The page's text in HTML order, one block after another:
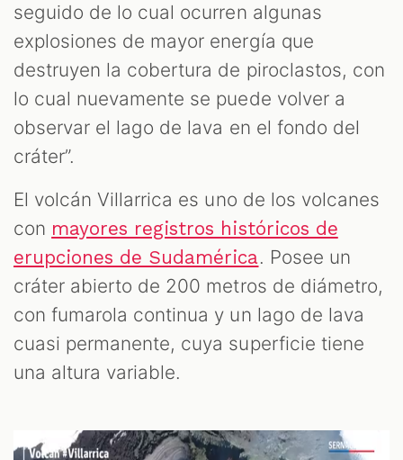
seguido de lo cual ocurren algunas
explosiones de mayor energía que
destruyen la cobertura de piroclastos, con
lo cual nuevamente se puede volver a
observar el lago de lava en el fondo del
cráter”.
El volcán Villarrica es uno de los volcanes
con mayores registros históricos de
erupciones de Sudamérica. Posee un
cráter abierto de 200 metros de diámetro,
con fumarola continua y un lago de lava
cuasi permanente, cuya superficie tiene
una altura variable.